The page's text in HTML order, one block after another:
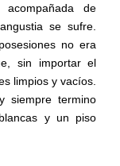
de
se sufre.
no era
sin importar el
limpios y vacíos.
siempre termino
y un piso